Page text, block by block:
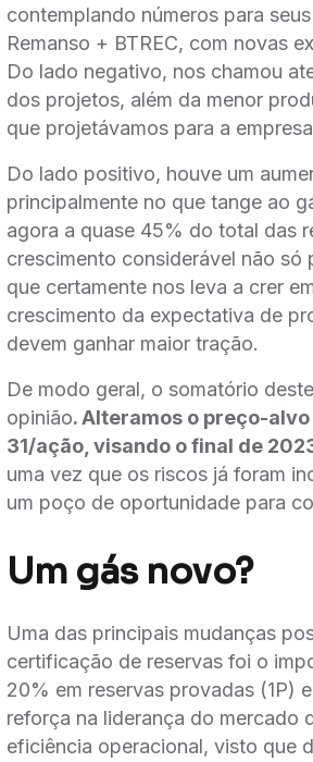
contemplando números para
Remanso + BTREC, com novas
Do lado negativo, nos chamou
dos projetos, além da menor
que projetávamos para a
Do lado positivo, houve um
principalmente no que tange ao
agora a quase 45% do total das
crescimento considerável não só
que certamente nos leva a crer
crescimento da expectativa de
devem ganhar maior tração.
De modo geral, o somatório
opinião. Alteramos o preço-
31/ação, visando o final de
uma vez que os riscos já foram
um poço de oportunidade para
Um gás novo?
Uma das principais mudanças
certificação de reservas foi o
20% em reservas provadas (1P)
reforça na liderança do mercado
eficiência operacional, visto que